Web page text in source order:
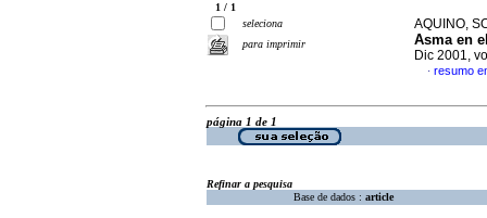
1 / 1
seleciona
para imprimir
AQUINO,
Asma en
Dic 2001,
· resumo
página 1 de 1
Refinar a pesquisa
Base de dados : article